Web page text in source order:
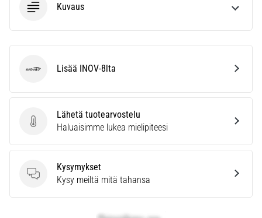
kaikki
Kuvaus
Lähetä tuotearvostelu
Lähetä tuotearvostelu
Haluaisimme lukea mielipiteesi
Kysymykset
Kysymykset
Kysy meiltä mitä tahansa
INOV-8Lisää INOV-8lta